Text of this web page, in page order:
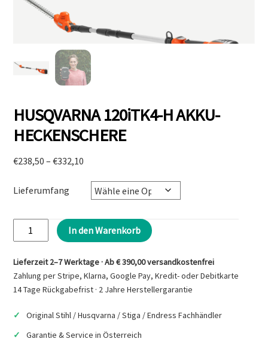
HUSQVARNA 120iTK4-H AKKU-
HECKENSCHERE
€238,50 –€332,10
bis
€332,10
Lieferumfang
HUSQVARNA
120iTK4-
H
AKKU-
HECKENSCHERE
In den Warenkorb
Lieferzeit 2–7 Werktage · Ab € 390,00 versandkostenfrei
Zahlung per Stripe, Klarna, Google Pay, Kredit- oder Debitkarte
14 Tage Rückgabefrist · 2 Jahre Herstellergarantie
Original Stihl / Husqvarna / Stiga / Endress Fachhändler
Garantie & Service in Österreich